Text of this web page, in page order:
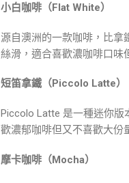
小白咖啡（Flat White）
源自澳洲的一款咖啡，比拿
絲滑，適合喜歡濃咖啡口味
短笛拿鐵（Piccolo Latte）
Piccolo Latte 是一種迷你
歡濃郁咖啡但又不喜歡大份
摩卡咖啡（Mocha）